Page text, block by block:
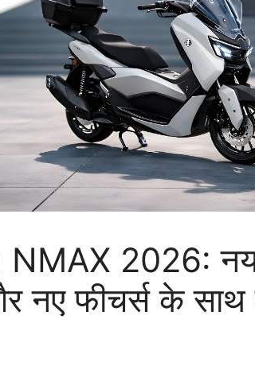
2026:
नए फीचर्स के साथ